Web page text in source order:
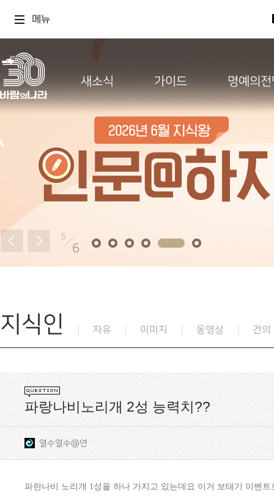
메뉴
새소식 가이드 명예의
5
6
지식인 자유 이미지 동영상 건의
파랑나비노리개 2성 능력치??
열수얼수@연
파란나비 노리개 1성을 하나 가지고 있는데요 이거 보태기 이벤